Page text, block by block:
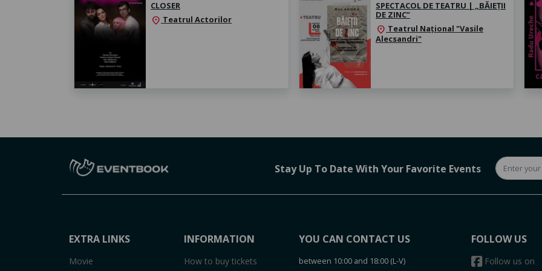
CLOSER
location_on Teatrul Actorilor
SPECTACOL DE TEATRU | „BĂIEȚII
DE ZINC”
location_on Teatrul Național "Vasile
Alecsandri"
Stay Up To Date With Your Favorite Events
EXTRA LINKS
Movie
INFORMATION
How to buy tickets
YOU CAN CONTACT US
between 10:00 and 18:00 (L-V)
FOLLOW US
Follow us on